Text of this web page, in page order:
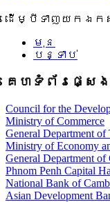
ដើម្បីទាញយកឯកស
មុន
បន្ទាប់
គេហទំព័រផ្សេ
Council for the
Ministry of Commerce
General Department of
Ministry of Economy
General Department of
Phnom Penh Capital
National Bank of
Asian Development